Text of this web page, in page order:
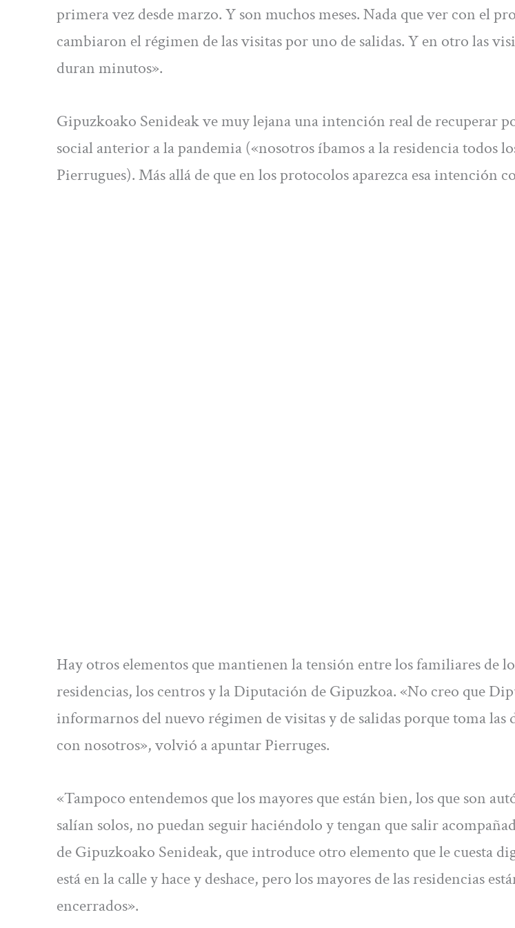
primera vez desde marzo. Y son muchos meses. Nada que ver con el
cambiaron el régimen de las visitas por uno de salidas. Y en otro las
duran minutos».
Gipuzkoako Senideak ve muy lejana una intención real de recuperar
social anterior a la pandemia («nosotros íbamos a la residencia todos
Pierrugues). Más allá de que en los protocolos aparezca esa intención
Hay otros elementos que mantienen la tensión entre los familiares de
residencias, los centros y la Diputación de Gipuzkoa. «No creo que
informarnos del nuevo régimen de visitas y de salidas porque toma las
con nosotros», volvió a apuntar Pierruges.
«Tampoco entendemos que los mayores que están bien, los que son
salían solos, no puedan seguir haciéndolo y tengan que salir
de Gipuzkoako Senideak, que introduce otro elemento que le cuesta
está en la calle y hace y deshace, pero los mayores de las residencias
encerrados».